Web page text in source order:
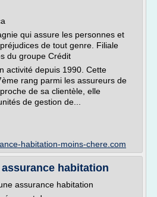
qui assure les personnes et
de tout genre. Filiale
du groupe Crédit
activité depuis 1990. Cette
rang parmi les assureurs de
de sa clientèle, elle
de gestion de...
habitation-moins-chere.com
habitation
assurance habitation